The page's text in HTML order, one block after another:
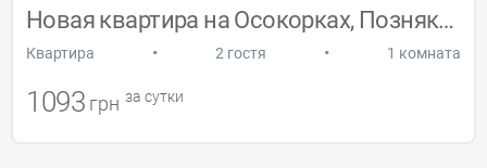
Новая квартира на Осокорках, Позняках
Квартира • 2 гостя • 1 комната
1093 грн за сутки